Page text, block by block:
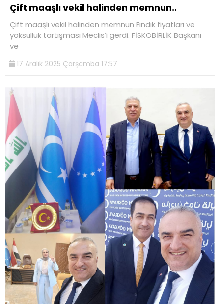
Çift maaşlı vekil halinden memnun..
Çift maaşlı vekil halinden memnun Fındık fiyatları ve
yoksulluk tartışması Meclis’i gerdi. FİSKOBİRLİK Başkanı
ve
17 Aralık 2025 Çarşamba 17:57